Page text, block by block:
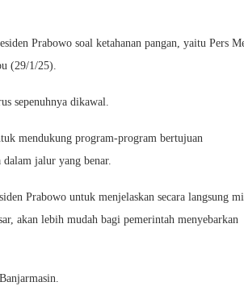
Prabowo soal ketahanan pangan, yaitu Pers
(29/1/25).
sepenuhnya dikawal.
mendukung program-program bertujuan
dalam jalur yang benar.
Prabowo untuk menjelaskan secara langsung
akan lebih mudah bagi pemerintah menyebarkan